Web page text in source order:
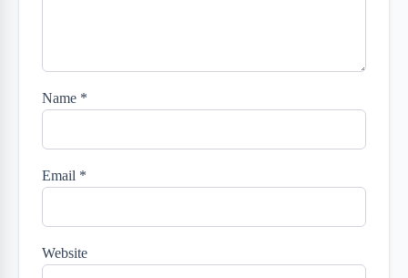
Name *
Email *
Website